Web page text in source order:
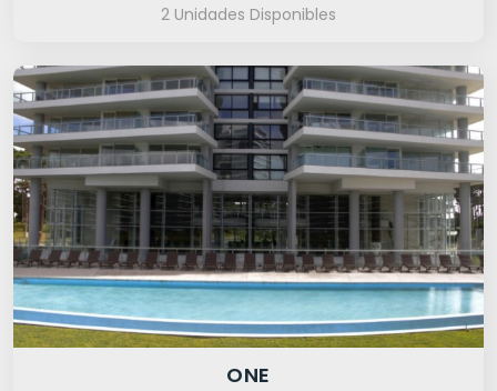
2 Unidades Disponibles
ONE